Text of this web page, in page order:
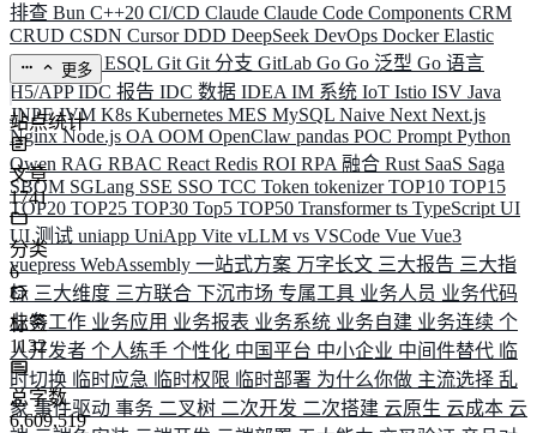
排查 Bun C++20 CI/CD Claude Claude Code Components CRM
CRUD CSDN CursorDDD DeepSeek DevOps DockerElastic
ELK ElysiaESQL Git Git 分支 GitLab Go Go 泛型 Go 语言
H5/APPIDC 报告 IDC 数据 IDEA IM 系统 IoT Istio ISV Java
JNPFJVM K8s Kubernetes MES MySQL Naive Next Next.js
NginxNode.js OA OOM OpenClaw pandas POC Prompt Python
Qwen RAG RBAC React Redis ROI RPA 融合 Rust SaaS Saga
SBOM SGLang SSE SSO TCC Token tokenizerTOP10 TOP15
TOP20 TOP25 TOP30 Top5 TOP50 Transformerts TypeScript UI
UI 测试 uniapp UniApp Vite vLLM vs VSCode Vue Vue3
vuepress WebAssembly 一站式方案 万字长文 三大报告 三大指
标 三大维度 三方联合 下沉市场 专属工具 业务人员 业务代码
业务工作 业务应用 业务报表 业务系统 业务自建 业务连续 个
人开发者 个人练手 个性化 中国平台 中小企业 中间件替代 临
时切换 临时应急 临时权限 临时部署 为什么你做 主流选择 乱
象 事件驱动 事务 二叉树 二次开发 二次搭建 云原生 云成本 云
更多
站点统计
文章
1741
分类
6
标签
1132
总字数
6,609,519